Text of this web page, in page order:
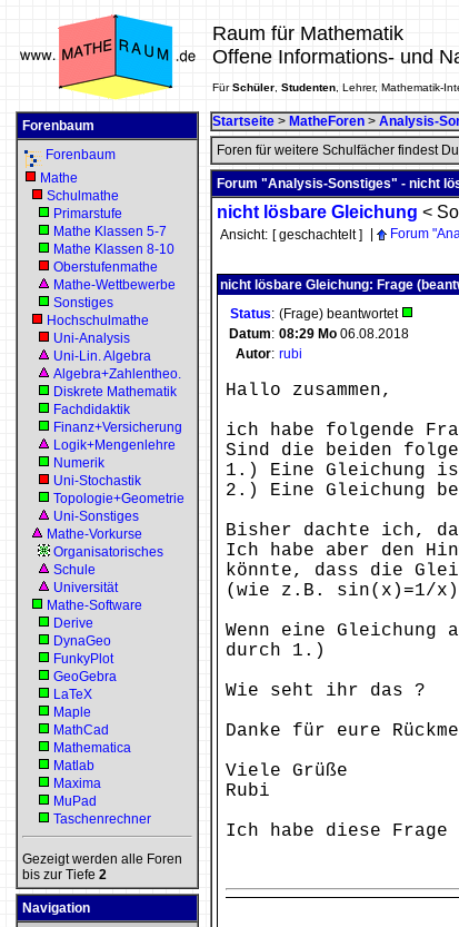
Raum für Mathematik
Offene Informations- und
FürSchüler Studenten , Lehrer, Mathematik-
Forenbaum
Forenbaum
Mathe
Schulmathe
Primarstufe
Mathe Klassen 5-7
Mathe Klassen 8-10
Oberstufenmathe
Mathe-Wettbewerbe
Sonstiges
Hochschulmathe
Uni-Analysis
Uni-Lin. Algebra
Algebra+Zahlentheo.
Diskrete Mathematik
Fachdidaktik
Finanz+Versicherung
Logik+Mengenlehre
Numerik
Uni-Stochastik
Topologie+Geometrie
Uni-Sonstiges
Mathe-Vorkurse
Organisatorisches
Schule
Universität
Mathe-Software
Derive
DynaGeo
FunkyPlot
GeoGebra
LaTeX
Maple
MathCad
Mathematica
Matlab
Maxima
MuPad
Taschenrechner
Gezeigt werden alle Foren
bis zur Tiefe 2
Navigation
Startseite > MatheForen > Analysis-
Foren für weitere Schulfächer findest
Forum "Analysis-Sonstiges" - nicht
nicht lösbare Gleichung <
Ansicht: [ geschachtelt ] Forum
nicht lösbare Gleichung: Frage
Status: (Frage) beantwortet
Datum: 08:29 Mo 06.08.2018
Autor: rubi
Hallo zusammen,
ich habe folgende
Sind die beiden
1.) Eine Gleichung
2.) Eine Gleichung
Bisher dachte ich,
Ich habe aber den
könnte, dass die
(wie z.B. sin(x)=1/x)
Wenn eine
durch 1.)
Wie seht ihr das ?
Danke für eure
Viele Grüße
Rubi
Ich habe diese